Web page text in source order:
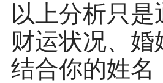
以上分析只
财运状况、
结合你的姓名